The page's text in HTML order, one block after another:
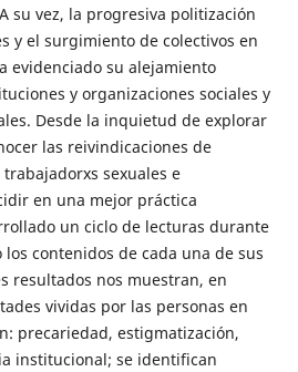
su vez, la progresiva politización
y el surgimiento de colectivos en
evidenciado su alejamiento
y organizaciones sociales y
Desde la inquietud de explorar
las reivindicaciones de
sexuales e
en una mejor práctica
un ciclo de lecturas durante
los contenidos de cada una de sus
resultados nos muestran, en
vividas por las personas en
precariedad, estigmatización,
institucional; se identifican